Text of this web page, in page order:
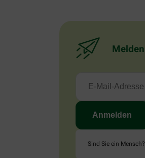
Sind Sie ein